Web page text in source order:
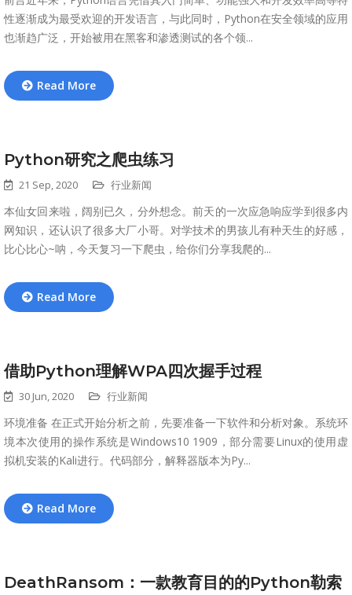
性逐渐成为最受欢迎的开发语言，与此同时，Python在安全领域的应用
也渐趋广泛，开始被用在黑客和渗透测试的各个领...
Read More
Python研究之爬虫练习
21 Sep, 2020 行业新闻
本仙女回来啦，阔别已久，分外想念。前天的一次应急响应学到很多内
网知识，还认识了很多大厂小哥。对学技术的男孩儿有种天生的好感，
比心比心~呐，今天复习一下爬虫，给你们分享我爬的...
Read More
借助Python理解WPA四次握手过程
30 Jun, 2020 行业新闻
环境准备 在正式开始分析之前，先要准备一下软件和分析对象。系统环
境本次使用的操作系统是Windows10 1909，部分需要Linux的使用虚
拟机安装的Kali进行。代码部分，解释器版本为Py...
Read More
DeathRansom：一款教育目的的Python勒索